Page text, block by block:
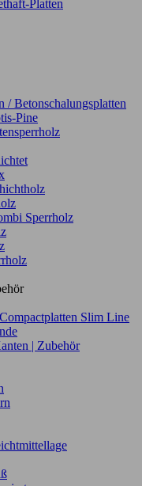
Platten
/ Betonschalungsplatten
Pine
Sperrholz
Slim Line
| Zubehör